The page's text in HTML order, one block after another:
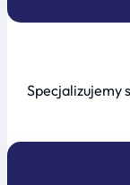
Specjalizujemy